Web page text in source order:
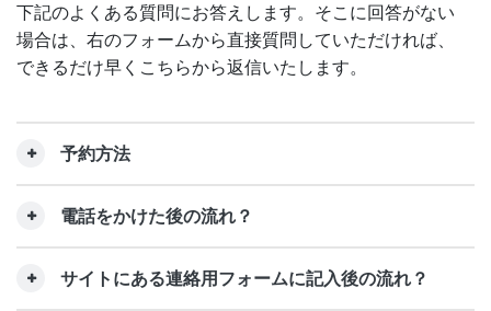
下記のよくある質問にお答えします。そこに回答がない
場合は、右のフォームから直接質問していただければ、
できるだけ早くこちらから返信いたします。
予約方法
電話をかけた後の流れ？
サイトにある連絡用フォームに記入後の流れ？